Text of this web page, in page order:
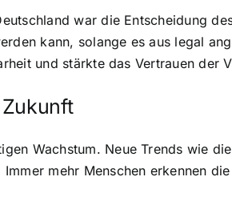
war die Entscheidung
kann, solange es aus legal
und stärkte das Vertrauen der
Wachstum. Neue Trends wie
mehr Menschen erkennen